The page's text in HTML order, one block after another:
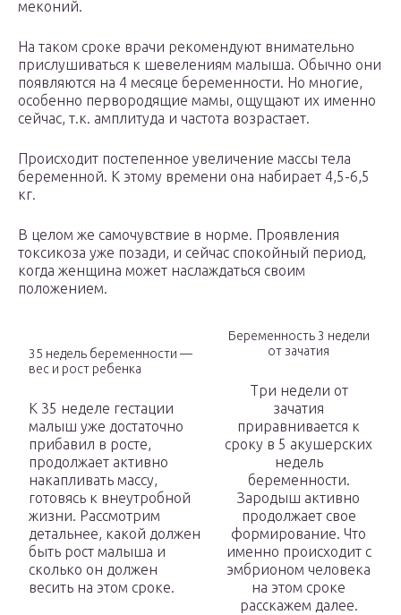
меконий.
На таком сроке врачи рекомендуют внимательно
прислушиваться к шевелениям малыша. Обычно они
появляются на 4 месяце беременности. Но многие,
особенно первородящие мамы, ощущают их именно
сейчас, т.к. амплитуда и частота возрастает.
Происходит постепенное увеличение массы тела
беременной. К этому времени она набирает 4,5-6,5
кг.
В целом же самочувствие в норме. Проявления
токсикоза уже позади, и сейчас спокойный период,
когда женщина может наслаждаться своим
положением.
35 недель беременности —
вес и рост ребенка
К 35 неделе гестации
малыш уже достаточно
прибавил в росте,
продолжает активно
накапливать массу,
готовясь к внеутробной
жизни. Рассмотрим
детальнее, какой должен
быть рост малыша и
сколько он должен
весить на этом сроке.
Беременность 3 недели
от зачатия
Три недели от
зачатия
приравнивается к
сроку в 5 акушерских
недель
беременности.
Зародыш активно
продолжает свое
формирование. Что
именно происходит с
эмбрионом человека
на этом сроке
расскажем далее.